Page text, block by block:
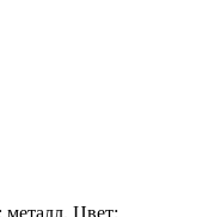
Цвет: